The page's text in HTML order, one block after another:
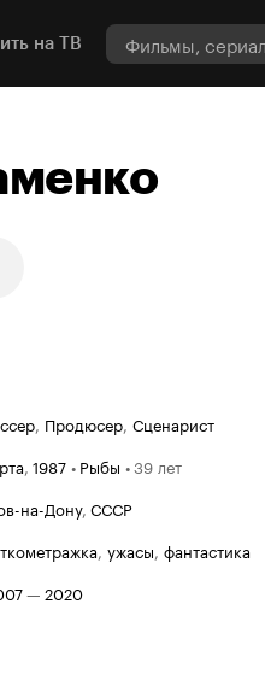
на ТВ
, Продюсер, Сценарист
, 1987 • Рыбы •39 лет
на-Дону, СССР
, ужасы, фантастика
— 2020